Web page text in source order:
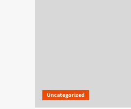
Uncategorized